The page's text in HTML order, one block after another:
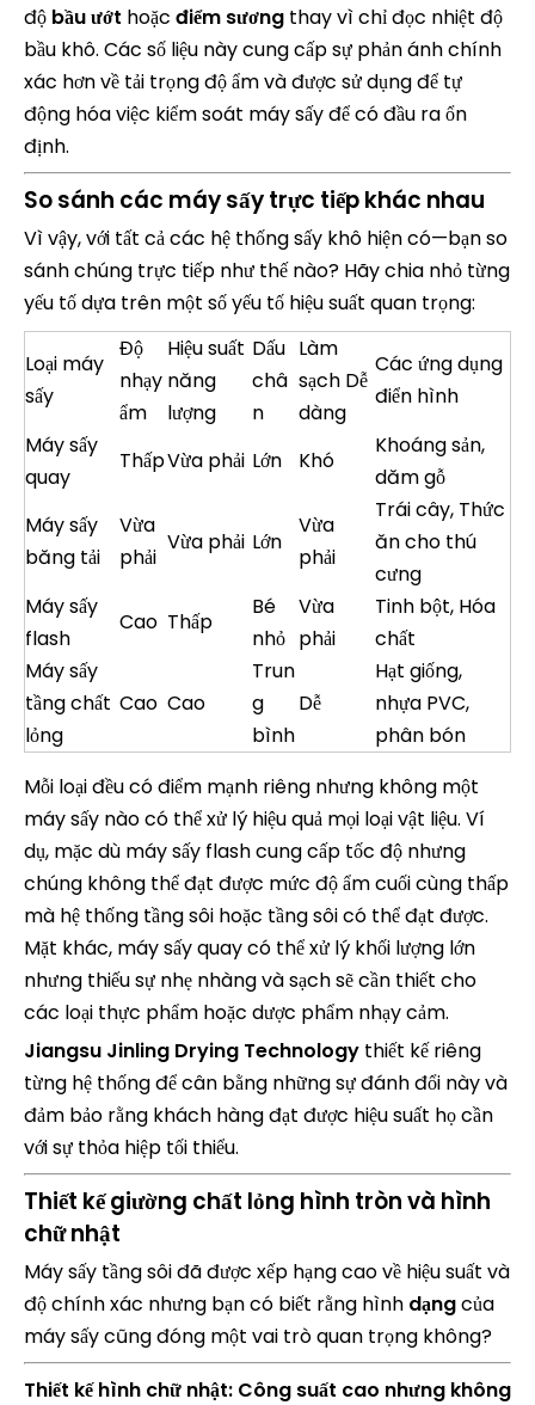
độ bầu ướt hoặc điểm sương thay vì chỉ đọc nhiệt độ
bầu khô. Các số liệu này cung cấp sự phản ánh chính
xác hơn về tải trọng độ ẩm và được sử dụng để tự
động hóa việc kiểm soát máy sấy để có đầu ra ổn
định.
So sánh các máy sấy trực tiếp khác nhau
Vì vậy, với tất cả các hệ thống sấy khô hiện có—bạn so
sánh chúng trực tiếp như thế nào? Hãy chia nhỏ từng
yếu tố dựa trên một số yếu tố hiệu suất quan trọng:
Loại máy
sấy
Độ
nhạy
ẩm
Hiệu suất
năng
lượng
Dấu
châ
n
Làm
sạch Dễ
dàng
Các ứng dụng
điển hình
Máy sấy
quay
ThấpVừa phải Lớn Khó
Khoáng sản,
dăm gỗ
Máy sấy
băng tải
Vừa
phải
Vừa phải Lớn
Vừa
phải
Trái cây, Thức
ăn cho thú
cưng
Máy sấy
flash
Cao Thấp
Bé
nhỏ
Vừa
phải
Tinh bột, Hóa
chất
Máy sấy
tầng chất
lỏng
Cao Cao
Trun
g
bình
Dễ
Hạt giống,
nhựa PVC,
phân bón
Mỗi loại đều có điểm mạnh riêng nhưng không một
máy sấy nào có thể xử lý hiệu quả mọi loại vật liệu. Ví
dụ, mặc dù máy sấy flash cung cấp tốc độ nhưng
chúng không thể đạt được mức độ ẩm cuối cùng thấp
mà hệ thống tầng sôi hoặc tầng sôi có thể đạt được.
Mặt khác, máy sấy quay có thể xử lý khối lượng lớn
nhưng thiếu sự nhẹ nhàng và sạch sẽ cần thiết cho
các loại thực phẩm hoặc dược phẩm nhạy cảm.
Jiangsu Jinling Drying Technology thiết kế riêng
từng hệ thống để cân bằng những sự đánh đổi này và
đảm bảo rằng khách hàng đạt được hiệu suất họ cần
với sự thỏa hiệp tối thiểu.
Thiết kế giường chất lỏng hình tròn và hình
chữ nhật
Máy sấy tầng sôi đã được xếp hạng cao về hiệu suất và
độ chính xác nhưng bạn có biết rằng hình dạngcủa
máy sấy cũng đóng một vai trò quan trọng không?
Thiết kế hình chữ nhật: Công suất cao nhưng không